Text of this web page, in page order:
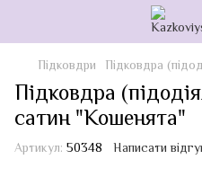
Підковдри Підковдра
Підковдра
сатин "Кошенята"
Артикул: 50348 Написати